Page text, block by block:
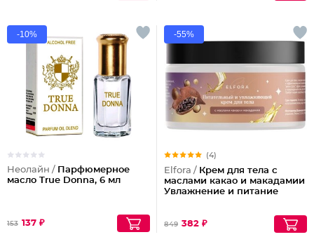
-10%
Неолайн / Парфюмерное
масло True Donna, 6 мл
153 137 ₽
-55%
(4)
Elfora / Крем для тела с
маслами какао и макадамии
Увлажнение и питание
849 382 ₽